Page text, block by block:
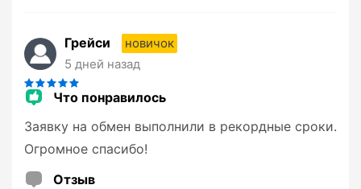
Грейси
новичок
5 дней назад
Что понравилось
Заявку на обмен выполнили в рекордные сроки.
Огромное спасибо!
Отзыв